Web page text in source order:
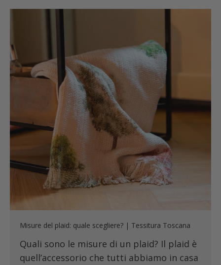
Misure del plaid: quale scegliere? | Tessitura Toscana
Quali sono le misure di un plaid? Il plaid è
quell’accessorio che tutti abbiamo in casa